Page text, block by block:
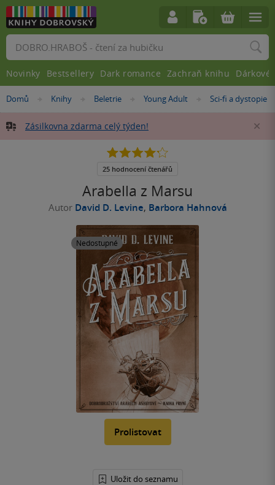
Nacházíte
zde:
Domů »
Knihy »
Beletrie »
Young Adult »
Sci-fi a dystopie
Zásilkovna zdarma celý týden!
Arabella z Marsu
Autor David D. Levine, Barbora Hahnová
Nedostupné
Prolistovat
Uložit do seznamu
4.2
5
25 hodnocení čtenářů
Vyhledávání
Novinky Bestsellery Dark romance Zachraň knihu Dárkové